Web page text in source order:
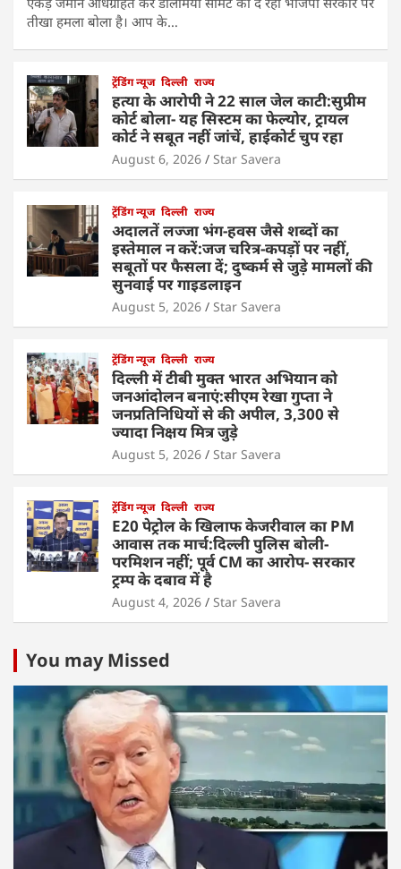
तीखा हमला बोला है। आप के…
ट्रेंडिंग न्यूज दिल्ली राज्य
हत्या के आरोपी ने 22 साल जेल काटी:सुप्रीम
कोर्ट बोला- यह सिस्टम का फेल्योर, ट्रायल
कोर्ट ने सबूत नहीं जांचें, हाईकोर्ट चुप रहा
August 6, 2026 Star Savera
ट्रेंडिंग न्यूज दिल्ली राज्य
अदालतें लज्जा भंग-हवस जैसे शब्दों का
इस्तेमाल न करें:जज चरित्र-कपड़ों पर नहीं,
सबूतों पर फैसला दें; दुष्कर्म से जुड़े मामलों की
सुनवाई पर गाइडलाइन
August 5, 2026 Star Savera
ट्रेंडिंग न्यूज दिल्ली राज्य
दिल्ली में टीबी मुक्त भारत अभियान को
जनआंदोलन बनाएं:सीएम रेखा गुप्ता ने
जनप्रतिनिधियों से की अपील, 3,300 से
ज्यादा निक्षय मित्र जुड़े
August 5, 2026 Star Savera
ट्रेंडिंग न्यूज दिल्ली राज्य
E20 पेट्रोल के खिलाफ केजरीवाल का PM
आवास तक मार्च:दिल्ली पुलिस बोली-
परमिशन नहीं; पूर्व CM का आरोप- सरकार
ट्रम्प के दबाव में है
August 4, 2026 Star Savera
You may Missed